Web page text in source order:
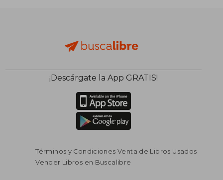
¡Descárgate la App GRATIS!
Términos y Condiciones Venta de Libros Usados
Vender Libros en Buscalibre